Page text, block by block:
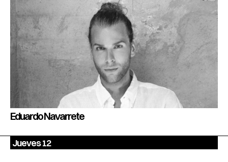
Eduardo Navarrete
Jueves 12